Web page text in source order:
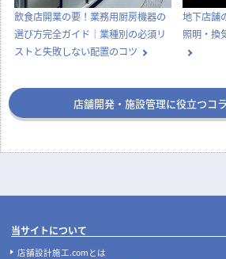
飲食店開業の要！業務用厨房機器の
選び方完全ガイド｜業種別の必須リ
ストと失敗しない配置のコツ
地下店舗
照明・換
店舗開発・施設管理に役立つコ
当サイトについて
店舗設計施工.comとは